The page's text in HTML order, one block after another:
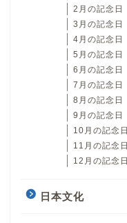
2月の記念日
3月の記念日
4月の記念日
5月の記念日
6月の記念日
7月の記念日
8月の記念日
9月の記念日
10月の記念日
11月の記念日
12月の記念日
日本文化